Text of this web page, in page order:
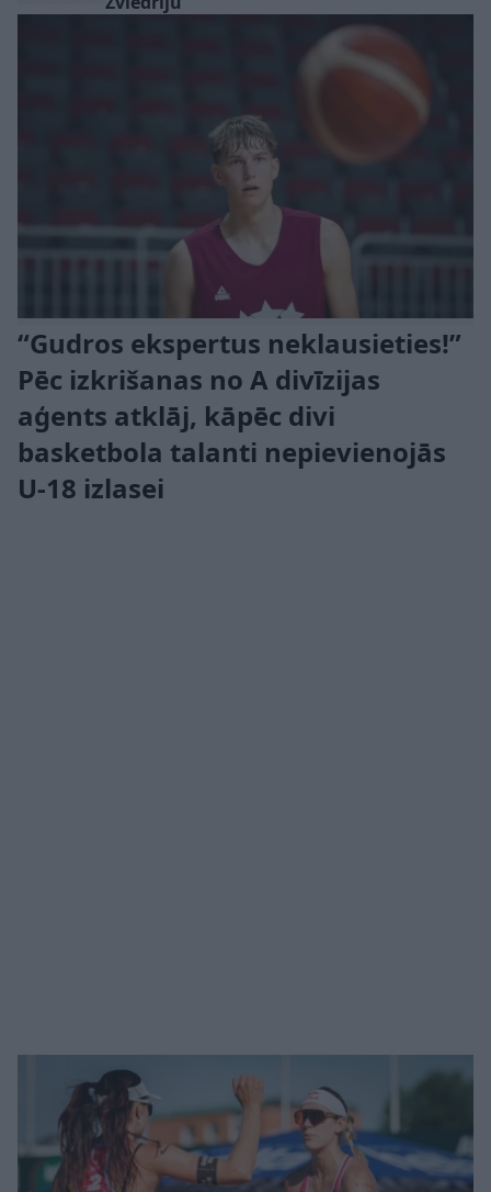
“Gudros ekspertus neklausieties!”
Pēc izkrišanas no A divīzijas
aģents atklāj, kāpēc divi
basketbola talanti nepievienojās
U-18 izlasei